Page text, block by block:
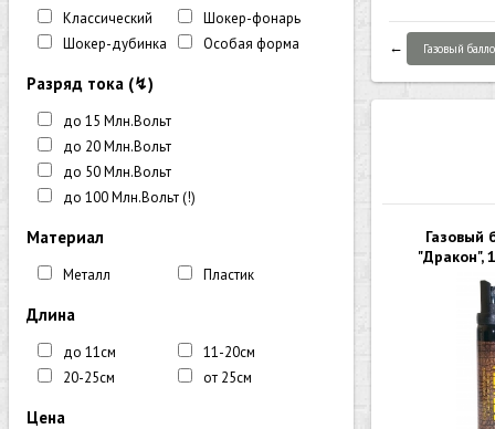
Классический
Шокер-фонарь
Шокер-дубинка
Особая форма
Разряд тока (↯)
до 15 Млн.Вольт
до 20 Млн.Вольт
до 50 Млн.Вольт
до 100 Млн.Вольт (!)
Материал
Металл Пластик
Длина
до 11см
11-20см
20-25см
от 25см
Цена
← Газовый
Газовый
"Дракон",